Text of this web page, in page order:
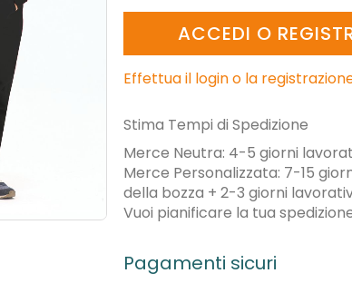
ACCEDI O
Effettua il login o la
Stima Tempi di Spedizione
Merce Neutra: 4-5 giorni
Merce Personalizzata: 7-15
della bozza + 2-3 giorni
Vuoi pianificare la tua
Pagamenti sicuri